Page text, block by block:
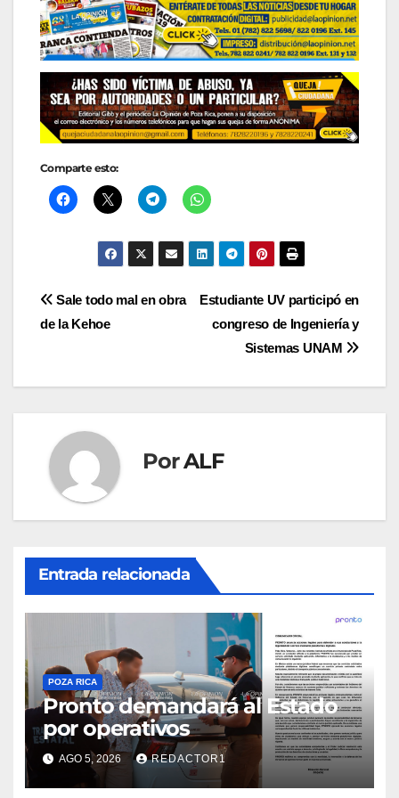
Comparte esto:
Navegación
entradas
Estudiante UV participó en
congreso de Ingeniería y
Sistemas UNAM
Sale todo mal en obra
de la Kehoe
PorALF
Entrada relacionada
POZA RICA
Pronto demandará al Estado
por operativos
AGO 5, 2026 REDACTOR1